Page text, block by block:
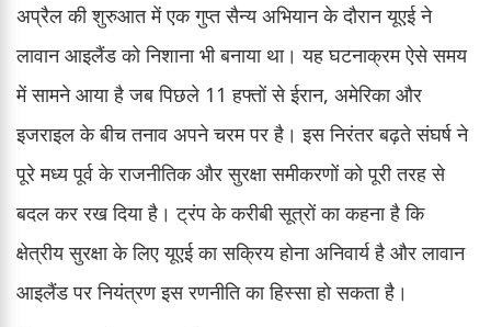
अप्रैल की शुरुआत में एक गुप्त सैन्य अभियान के दौरान यूएई ने
लावान आइलैंड को निशाना भी बनाया था। यह घटनाक्रम ऐसे समय
में सामने आया है जब पिछले 11 हफ्तों से ईरान, अमेरिका और
इजराइल के बीच तनाव अपने चरम पर है। इस निरंतर बढ़ते संघर्ष ने
पूरे मध्य पूर्व के राजनीतिक और सुरक्षा समीकरणों को पूरी तरह से
बदल कर रख दिया है। ट्रंप के करीबी सूत्रों का कहना है कि
क्षेत्रीय सुरक्षा के लिए यूएई का सक्रिय होना अनिवार्य है और लावान
आइलैंड पर नियंत्रण इस रणनीति का हिस्सा हो सकता है।